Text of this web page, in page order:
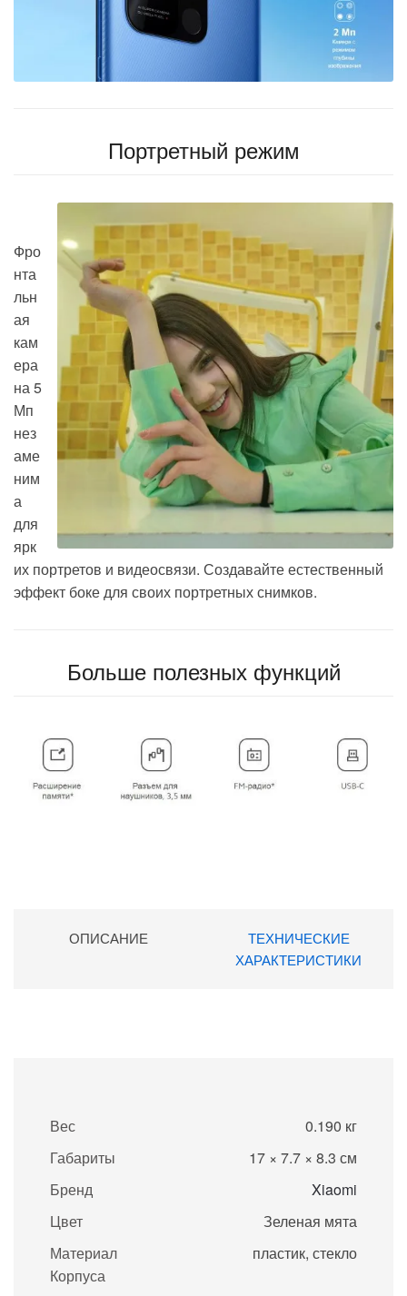
Портретный режим
Фро
нта
льн
ая
кам
ера
на5
Мп
нез
аме
ним
а
для
ярк
их портретов и видеосвязи. Создавайте естественный
эффект боке для своих портретных снимков.
Больше полезных функций
ОПИСАНИЕ
ТЕХНИЧЕСКИЕ
ХАРАКТЕРИСТИКИ
Вес
0.190 кг
Габариты
17 × 7.7 × 8.3 см
Бренд
Xiaomi
Цвет
Зеленая мята
Материал
Корпуса
пластик, стекло